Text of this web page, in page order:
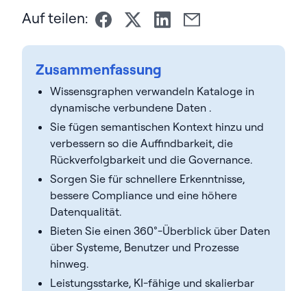
Auf teilen:
Zusammenfassung
Wissensgraphen verwandeln Kataloge in
dynamische verbundene Daten .
Sie fügen semantischen Kontext hinzu und
verbessern so die Auffindbarkeit, die
Rückverfolgbarkeit und die Governance.
Sorgen Sie für schnellere Erkenntnisse,
bessere Compliance und eine höhere
Datenqualität.
Bieten Sie einen 360°-Überblick über Daten
über Systeme, Benutzer und Prozesse
hinweg.
Leistungsstarke, KI-fähige und skalierbar